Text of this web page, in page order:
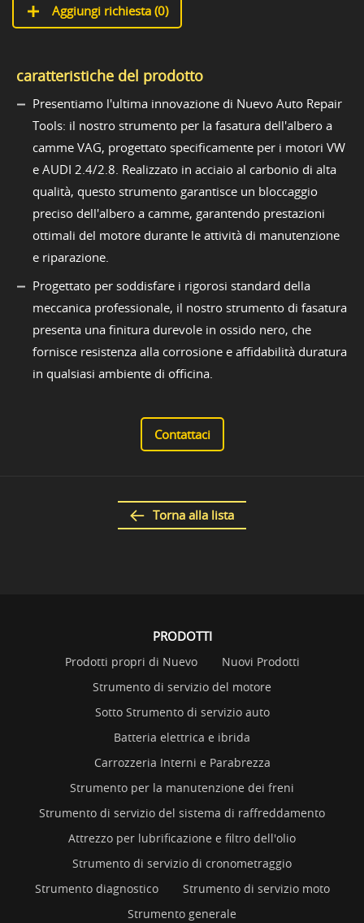
Aggiungi richiesta (0)
caratteristiche del prodotto
Presentiamo l'ultima innovazione di Nuevo Auto Repair
Tools: il nostro strumento per la fasatura dell'albero a
camme VAG, progettato specificamente per i motori VW
e AUDI 2.4/2.8. Realizzato in acciaio al carbonio di alta
qualità, questo strumento garantisce un bloccaggio
preciso dell'albero a camme, garantendo prestazioni
ottimali del motore durante le attività di manutenzione
e riparazione.
Progettato per soddisfare i rigorosi standard della
meccanica professionale, il nostro strumento di fasatura
presenta una finitura durevole in ossido nero, che
fornisce resistenza alla corrosione e affidabilità duratura
in qualsiasi ambiente di officina.
Contattaci
Torna alla lista
PRODOTTI
Prodotti propri di Nuevo
Nuovi Prodotti
Strumento di servizio del motore
Sotto Strumento di servizio auto
Batteria elettrica e ibrida
Carrozzeria Interni e Parabrezza
Strumento per la manutenzione dei freni
Strumento di servizio del sistema di raffreddamento
Attrezzo per lubrificazione e filtro dell'olio
Strumento di servizio di cronometraggio
Strumento diagnostico
Strumento di servizio moto
Strumento generale